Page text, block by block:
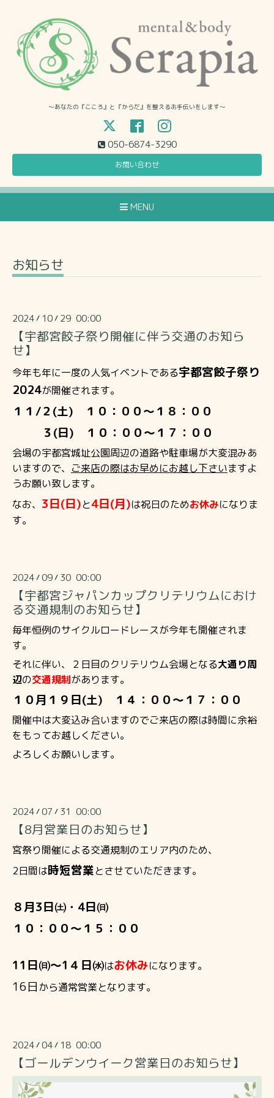
〜あなたの『こころ』と『からだ』を整えるお手伝いをします〜
050-6874-3290
お問い合わせ
MENU
お知らせ
2024/ 10/ 29 00:00
【宇都宮餃子祭り開催に伴う交通のお知ら
せ】
今年も年に一度の人気イベントである宇都宮餃子祭り
2024が開催されます。
１１/２(土) １０：００～１８：００
３(日) １０：００～１７：００
会場の宇都宮城址公園周辺の道路や駐車場が大変混みあ
いますので、 ご来店の際はお早めにお越し下さいますよ
うお願い致します。
なお、 3日(日)と4日(月)は祝日のためお休みになりま
す。
2024/09/ 30 00:00
【宇都宮ジャパンカップクリテリウムにおけ
る交通規制のお知らせ】
毎年恒例のサイクルロードレースが今年も開催されま
す。
それに伴い、２日目のクリテリウム会場となる大通り周
辺の交通規制があります。
１０月１９日(土) １４：００～１７：００
開催中は大変込み合いますのでご来店の際は時間に余裕
をもってお越しください。
よろしくお願いします。
2024/07 / 31 00:00
【8月営業日のお知らせ】
宮祭り開催による交通規制のエリア内のため、
2日間は時短営業とさせていただきます。
８月3日㈯・4日㈰
１０：００～１５：００
11日㈰～1４日㈬はお休みになります。
16日 から通常営業となります。
2024/04/ 18 00:00
【ゴールデンウイーク営業日のお知らせ】